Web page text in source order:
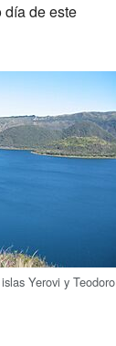
de este
Yerovi y Teodoro